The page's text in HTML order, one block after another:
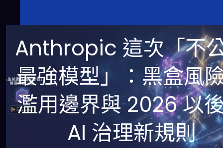
Anthropic 這次「不
最強模型」：黑盒風
濫用邊界與 2026 以
AI 治理新規則